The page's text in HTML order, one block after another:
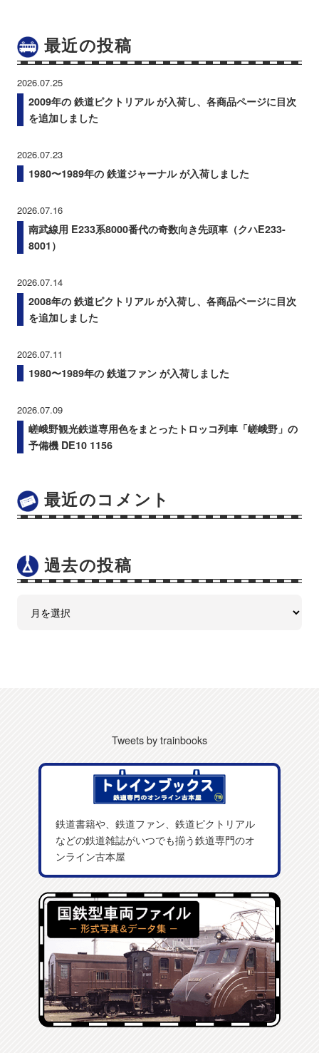
最近の投稿
2026.07.25
2009年の 鉄道ピクトリアル が入荷し、各商品ページに目次
を追加しました
2026.07.23
1980〜1989年の 鉄道ジャーナル が入荷しました
2026.07.16
南武線用 E233系8000番代の奇数向き先頭車（クハE233-
8001）
2026.07.14
2008年の 鉄道ピクトリアル が入荷し、各商品ページに目次
を追加しました
2026.07.11
1980〜1989年の 鉄道ファン が入荷しました
2026.07.09
嵯峨野観光鉄道専用色をまとったトロッコ列車「嵯峨野」の
予備機 DE10 1156
最近のコメント
過去の投稿
Tweets by trainbooks
鉄道書籍や、鉄道ファン、鉄道ピクトリアル
などの鉄道雑誌がいつでも揃う鉄道専門のオ
ンライン古本屋